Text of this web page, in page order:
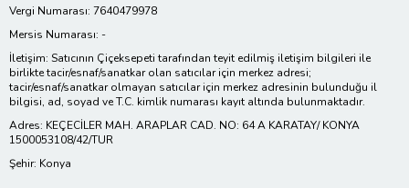
Vergi Numarası: 7640479978
Mersis Numarası: -
İletişim: Satıcının Çiçeksepeti tarafından teyit edilmiş iletişim bilgileri ile
birlikte tacir/esnaf/sanatkar olan satıcılar için merkez adresi;
tacir/esnaf/sanatkar olmayan satıcılar için merkez adresinin bulunduğu il
bilgisi, ad, soyad ve T.C. kimlik numarası kayıt altında bulunmaktadır.
Adres: KEÇECİLER MAH. ARAPLAR CAD. NO: 64 A KARATAY/ KONYA
1500053108/42/TUR
Şehir: Konya